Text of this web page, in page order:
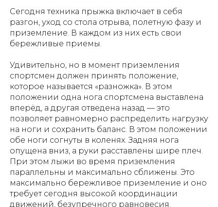
Сегодня техника прыжка включает в себя
разгон, уход со стола отрыва, полетную фазу и
приземление. В каждом из них есть свои
бережливые приемы.
Удивительно, но в момент приземления
спортсмен должен принять положение,
которое называется «разножка». В этом
положении одна нога спортсмена выставлена
вперёд, а другая отведена назад — это
позволяет равномерно распределить нагрузку
на ноги и сохранить баланс. В этом положении
обе ноги согнуты в коленях. Задняя нога
опущена вниз, а руки расставлены шире плеч.
При этом лыжи во время приземления
параллельны и максимально сближены. Это
максимально бережливое приземление и оно
требует сегодня высокой координации
движений, безупречного равновесия.